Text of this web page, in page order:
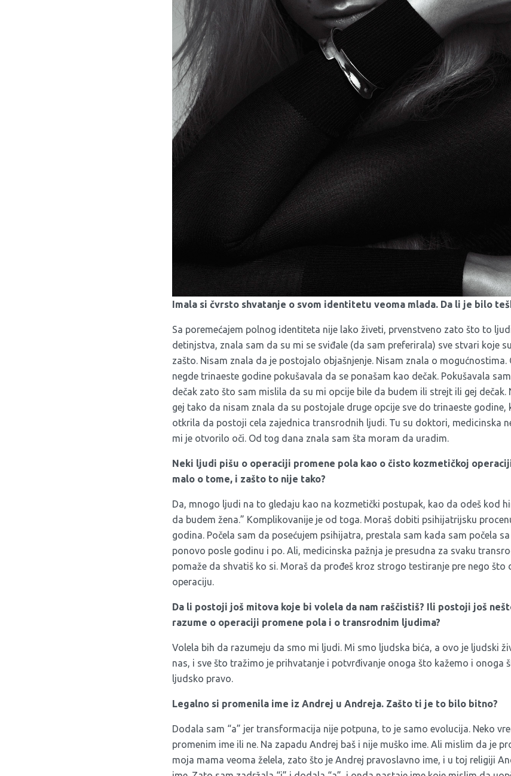
Imala si čvrsto shvatanje o svom identitetu veoma mlada. Da li je bilo
Sa poremećajem polnog identiteta nije lako živeti, prvenstveno zato što to
detinjstva, znala sam da su mi se sviđale (da sam preferirala) sve stvari koje
zašto. Nisam znala da je postojalo objašnjenje. Nisam znala o
negde trinaeste godine pokušavala da se ponašam kao dečak. Pokušavala
dečak zato što sam mislila da su mi opcije bile da budem ili strejt ili gej dečak.
gej tako da nisam znala da su postojale druge opcije sve do trinaeste godine,
otkrila da postoji cela zajednica transrodnih ljudi. Tu su doktori, medicinska
mi je otvorilo oči. Od tog dana znala sam šta moram da uradim.
Neki ljudi pišu o operaciji promene pola kao o čisto kozmetičkoj
malo o tome, i zašto to nije tako?
Da, mnogo ljudi na to gledaju kao na kozmetički postupak, kao da odeš kod
da budem žena.” Komplikovanije je od toga. Moraš dobiti psihijatrijsku
godina. Počela sam da posećujem psihijatra, prestala sam kada sam počela
ponovo posle godinu i po. Ali, medicinska pažnja je presudna za svaku
pomaže da shvatiš ko si. Moraš da prođeš kroz strogo testiranje pre nego što
operaciju.
Da li postoji još mitova koje bi volela da nam raščistiš? Ili postoji još
razume o operaciji promene pola i o transrodnim ljudima?
Volela bih da razumeju da smo mi ljudi. Mi smo ljudska bića, a ovo je ljudski
nas, i sve što tražimo je prihvatanje i potvrđivanje onoga što kažemo i onoga
ljudsko pravo.
Legalno si promenila ime iz Andrej u Andreja. Zašto ti je to bilo bitno?
Dodala sam “a” jer transformacija nije potpuna, to je samo evolucija. Neko
promenim ime ili ne. Na zapadu Andrej baš i nije muško ime. Ali mislim da je
moja mama veoma želela, zato što je Andrej pravoslavno ime, i u toj religiji